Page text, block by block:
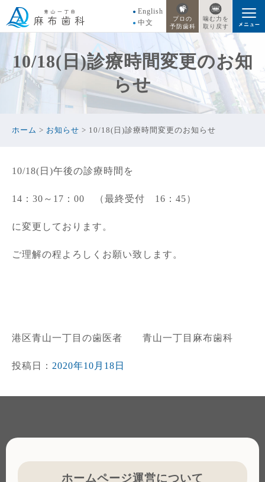
English
中文
プロの
予防歯科
噛む力を
取り戻す
10/18(日)診療時間変更のお知
らせ
ホーム > お知らせ > 10/18(日)診療時間変更のお知らせ
10/18(日)午後の診療時間を
14：30～17：00 （最終受付 16：45）
に変更しております。
ご理解の程よろしくお願い致します。
港区青山一丁目の歯医者 青山一丁目麻布歯科
投稿日： 2020年10月18日
ホームページ運営について